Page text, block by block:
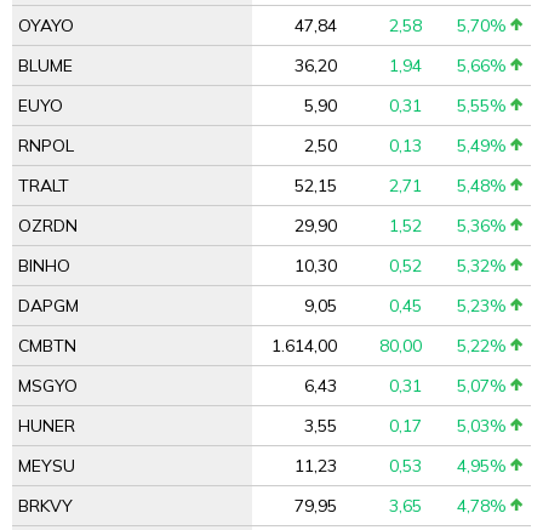
OYAYO
47,84 2,58
5,70%
BLUME
36,20 1,94
5,66%
EUYO
5,90 0,31
5,55%
RNPOL
2,50 0,13
5,49%
TRALT
52,15 2,71
5,48%
OZRDN
29,90 1,52
5,36%
BINHO
10,30 0,52
5,32%
DAPGM
9,05 0,45
5,23%
CMBTN
1.614,00 80,00
5,22%
MSGYO
6,43 0,31
5,07%
HUNER
3,55 0,17
5,03%
MEYSU
11,23 0,53
4,95%
BRKVY
79,95 3,65
4,78%